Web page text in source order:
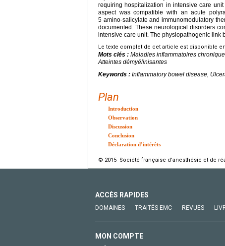
requiring hospitalization in intensive care
aspect was compatible with an acute
5 amino-salicylate and immunomodulatory
documented. These neurological disorders
intensive care unit. The physiopathogenic link
Le texte complet de cet article est disponible en
Mots clés : Maladies inflammatoires
Atteintes démyélinisantes
Keywords : Inflammatory bowel disease,
Plan
Introduction
Observation
Discussion
Conclusion
Déclaration d’intérêts
© 2015 Société française d’anesthésie et de
ACCÈS RAPIDES
DOMAINES TRAITÉS EMC REVUES
MON COMPTE